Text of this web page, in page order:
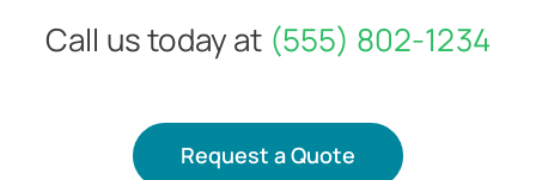
Call us today at (555) 802-1234
Request a Quote